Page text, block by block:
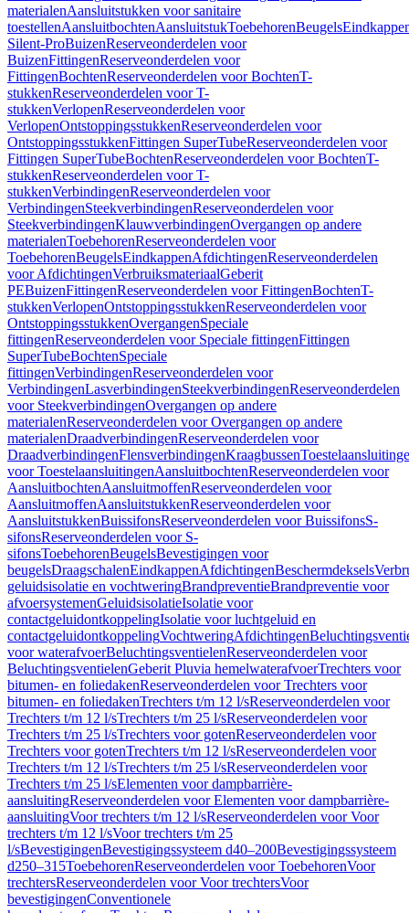
materialenAansluitstukken voor sanitaire
toestellenAansluitbochtenAansluitstukToebehorenBeugels
Silent-ProBuizenReserveonderdelen voor
BuizenFittingenReserveonderdelen voor
FittingenBochtenReserveonderdelen voor BochtenT-
stukkenReserveonderdelen voor T-
stukkenVerlopenReserveonderdelen voor
VerlopenOntstoppingsstukkenReserveonderdelen voor
OntstoppingsstukkenFittingen SuperTubeReserveonderdelen voor
Fittingen SuperTubeBochtenReserveonderdelen voor BochtenT-
stukkenReserveonderdelen voor T-
stukkenVerbindingenReserveonderdelen voor
VerbindingenSteekverbindingenReserveonderdelen voor
SteekverbindingenKlauwverbindingenOvergangen op andere
materialenToebehorenReserveonderdelen voor
ToebehorenBeugelsEindkappenAfdichtingenReserveonderdelen
voor AfdichtingenVerbruiksmateriaalGeberit
PEBuizenFittingenReserveonderdelen voor FittingenBochtenT-
stukkenVerlopenOntstoppingsstukkenReserveonderdelen voor
OntstoppingsstukkenOvergangenSpeciale
fittingenReserveonderdelen voor Speciale fittingenFittingen
SuperTubeBochtenSpeciale
fittingenVerbindingenReserveonderdelen voor
VerbindingenLasverbindingenSteekverbindingenReserveonderdelen
voor SteekverbindingenOvergangen op andere
materialenReserveonderdelen voor Overgangen op andere
materialenDraadverbindingenReserveonderdelen voor
DraadverbindingenFlensverbindingenKraagbussen
voor ToestelaansluitingenAansluitbochtenReserveonderdelen voor
AansluitbochtenAansluitmoffenReserveonderdelen voor
AansluitmoffenAansluitstukkenReserveonderdelen voor
AansluitstukkenBuissifonsReserveonderdelen voor BuissifonsS-
sifonsReserveonderdelen voor S-
sifonsToebehorenBeugelsBevestigingen voor
beugelsDraagschalenEindkappenAfdichtingenBeschermdeksels
geluidsisolatie en vochtweringBrandpreventieBrandpreventie voor
afvoersystemenGeluidsisolatieIsolatie voor
contactgeluidontkoppelingIsolatie voor luchtgeluid en
contactgeluidontkoppelingVochtweringAfdichtingen
voor waterafvoerBeluchtingsventielenReserveonderdelen voor
BeluchtingsventielenGeberit Pluvia hemelwaterafvoerTrechters voor
bitumen- en foliedakenReserveonderdelen voor Trechters voor
bitumen- en foliedakenTrechters t/m 12 l/sReserveonderdelen voor
Trechters t/m 12 l/sTrechters t/m 25 l/sReserveonderdelen voor
Trechters t/m 25 l/sTrechters voor gotenReserveonderdelen voor
Trechters voor gotenTrechters t/m 12 l/sReserveonderdelen voor
Trechters t/m 12 l/sTrechters t/m 25 l/sReserveonderdelen voor
Trechters t/m 25 l/sElementen voor dampbarrière-
aansluitingReserveonderdelen voor Elementen voor dampbarrière-
aansluitingVoor trechters t/m 12 l/sReserveonderdelen voor Voor
trechters t/m 12 l/sVoor trechters t/m 25
l/sBevestigingenBevestigingssysteem d40–200Bevestigingssysteem
d250–315ToebehorenReserveonderdelen voor ToebehorenVoor
trechtersReserveonderdelen voor Voor trechtersVoor
bevestigingenConventionele